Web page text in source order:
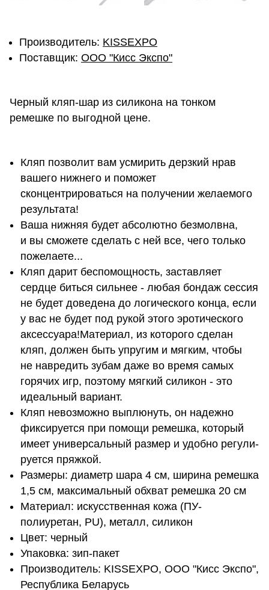
Производитель: KISSEXPO
Поставщик: ОOО "Кисс Экспо"
Черный кляп-шар из силикона на тонком
ремешке по выгодной цене.
Кляп позволит вам усмирить дерзкий нрав
вашего нижнего и поможет
сконцентрироваться на получении желаемого
результата!
Ваша нижняя будет абсолютно безмолвна,
и вы сможете сделать с ней все, чего только
пожелаете...
Кляп дарит беспомощность, заставляет
сердце биться сильнее - любая бондаж сессия
не будет доведена до логического конца, если
у вас не будет под рукой этого эротического
аксессуара!Материал, из которого сделан
кляп, должен быть упругим и мягким, чтобы
не навредить зубам даже во время самых
горячих игр, поэтому мягкий силикон - это
идеальный вариант.
Кляп невозможно выплюнуть, он надежно
фиксируется при помощи ремешка, который
имеет уни­вер­саль­ный размер и удобно регу­ли­
ру­ется пряжкой.
Размеры: диаметр шара 4 см, ширина ремешка
1,5 см, максимальный обхват ремешка 20 см
Материал: искусственная кожа (ПУ-
полиуретан, PU), металл, силикон
Цвет: черный
Упаковка: зип-пакет
Производитель: KISSEXPO, ОOО "Кисс Экспо",
Республика Беларусь